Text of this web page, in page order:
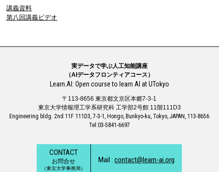
講義資料
第八回講義ビデオ
実データで学ぶ人工知能講座
（AIデータフロンティアコース）
Learn.AI: Open course to learn AI at UTokyo
〒113-8656 東京都文京区本郷7-3-1
東京大学情報理工学系研究科 工学部2号館 11階111D3
Engineering bldg. 2nd 11F 111D3, 7-3-1, Hongo, Bunkyo-ku, Tokyo, JAPAN, 113-8656
Tel:03-5841-6697
CONTACT
お問合せ
（東京大学事務局）
Mail :contact@learn-ai.org